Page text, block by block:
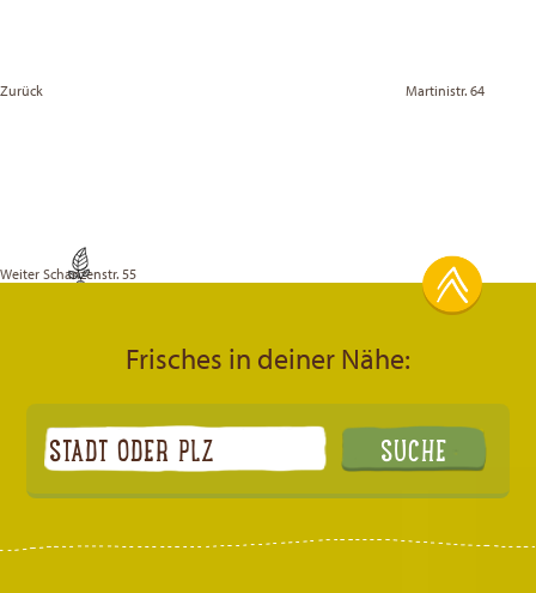
Zurück
Martinistr. 64
Weiter Schanzenstr. 55
Frisches in deiner Nähe: